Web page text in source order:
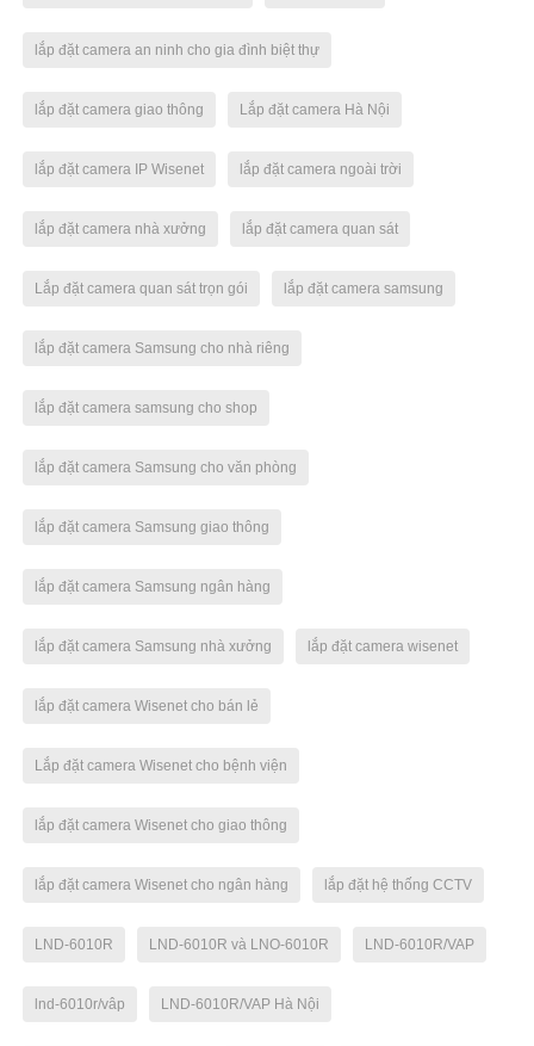
lắp đặt camera an ninh cho gia đình biệt thự
lắp đặt camera giao thông Lắp đặt camera Hà Nội
lắp đặt camera IP Wisenet lắp đặt camera ngoài trời
lắp đặt camera nhà xưởng lắp đặt camera quan sát
Lắp đặt camera quan sát trọn gói lắp đặt camera samsung
lắp đặt camera Samsung cho nhà riêng
lắp đặt camera samsung cho shop
lắp đặt camera Samsung cho văn phòng
lắp đặt camera Samsung giao thông
lắp đặt camera Samsung ngân hàng
lắp đặt camera Samsung nhà xưởng lắp đặt camera wisenet
lắp đặt camera Wisenet cho bán lẻ
Lắp đặt camera Wisenet cho bệnh viện
lắp đặt camera Wisenet cho giao thông
lắp đặt camera Wisenet cho ngân hàng lắp đặt hệ thống CCTV
LND-6010R LND-6010R và LNO-6010R LND-6010R/VAP
lnd-6010r/vâp LND-6010R/VAP Hà Nội